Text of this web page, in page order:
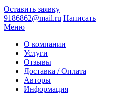
Оставить заявку
9186862@mail.ru Написать
Меню
О компании
Услуги
Отзывы
Доставка / Оплата
Авторы
Информация